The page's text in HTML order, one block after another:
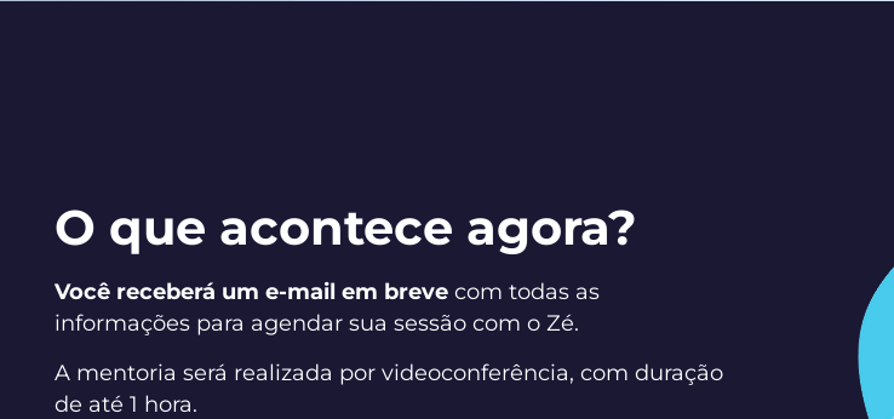
O que acontece agora?
Você receberá um e-mail em breve com todas as
informações para agendar sua sessão com o Zé.
A mentoria será realizada por videoconferência, com duração
de até 1 hora.